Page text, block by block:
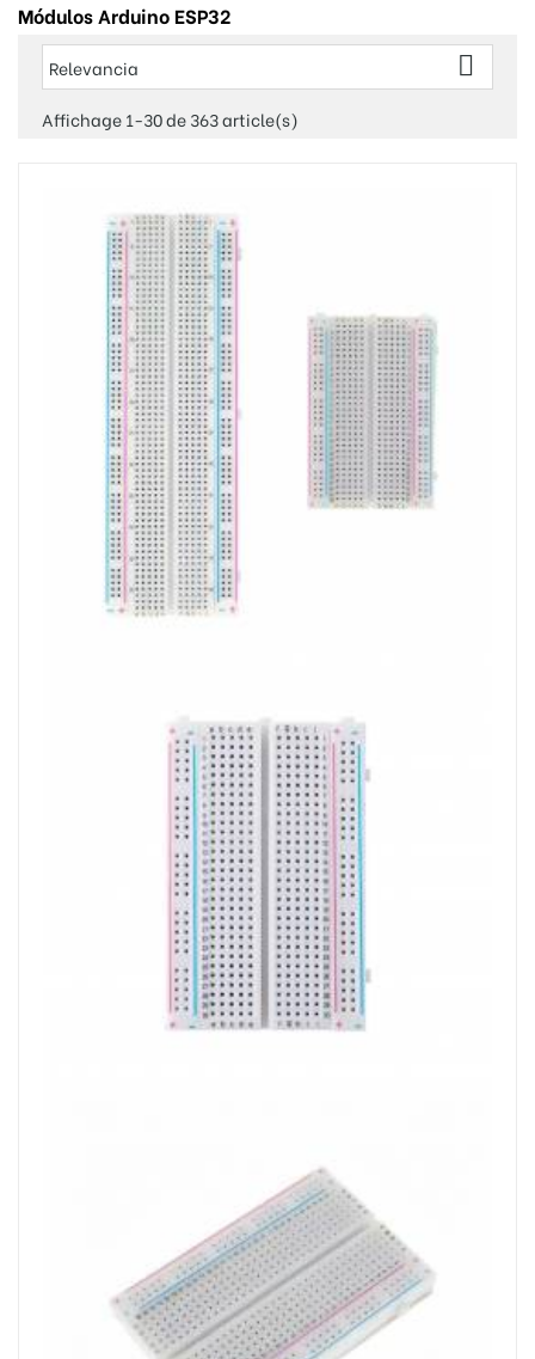
Módulos Arduino ESP32
Relevancia 
Affichage 1-30 de 363 article(s)